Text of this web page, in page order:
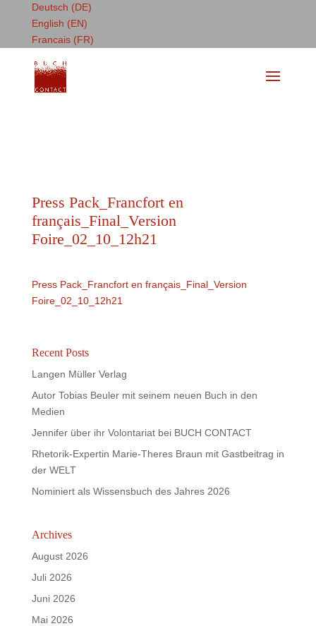
Deutsch (DE)
English (EN)
Francais (FR)
Press Pack_Francfort en
français_Final_Version
Foire_02_10_12h21
Press Pack_Francfort en français_Final_Version
Foire_02_10_12h21
Recent Posts
Langen Müller Verlag
Autor Tobias Beuler mit seinem neuen Buch in den
Medien
Jennifer über ihr Volontariat bei BUCH CONTACT
Rhetorik-Expertin Marie-Theres Braun mit Gastbeitrag in
der WELT
Nominiert als Wissensbuch des Jahres 2026
Archives
August 2026
Juli 2026
Juni 2026
Mai 2026